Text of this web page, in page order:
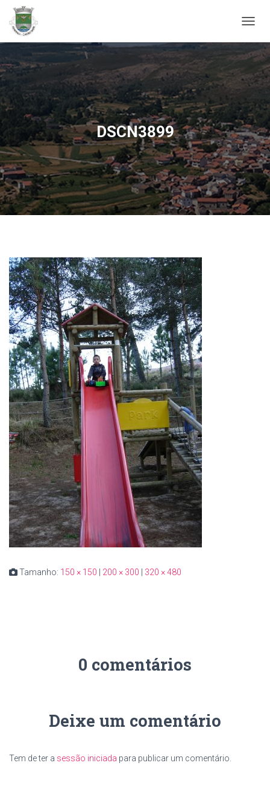
DSCN3899
Tamanho: 150 × 150 200 × 300 320 × 480
0 comentários
Deixe um comentário
Tem de ter a sessão iniciada para publicar um comentário.